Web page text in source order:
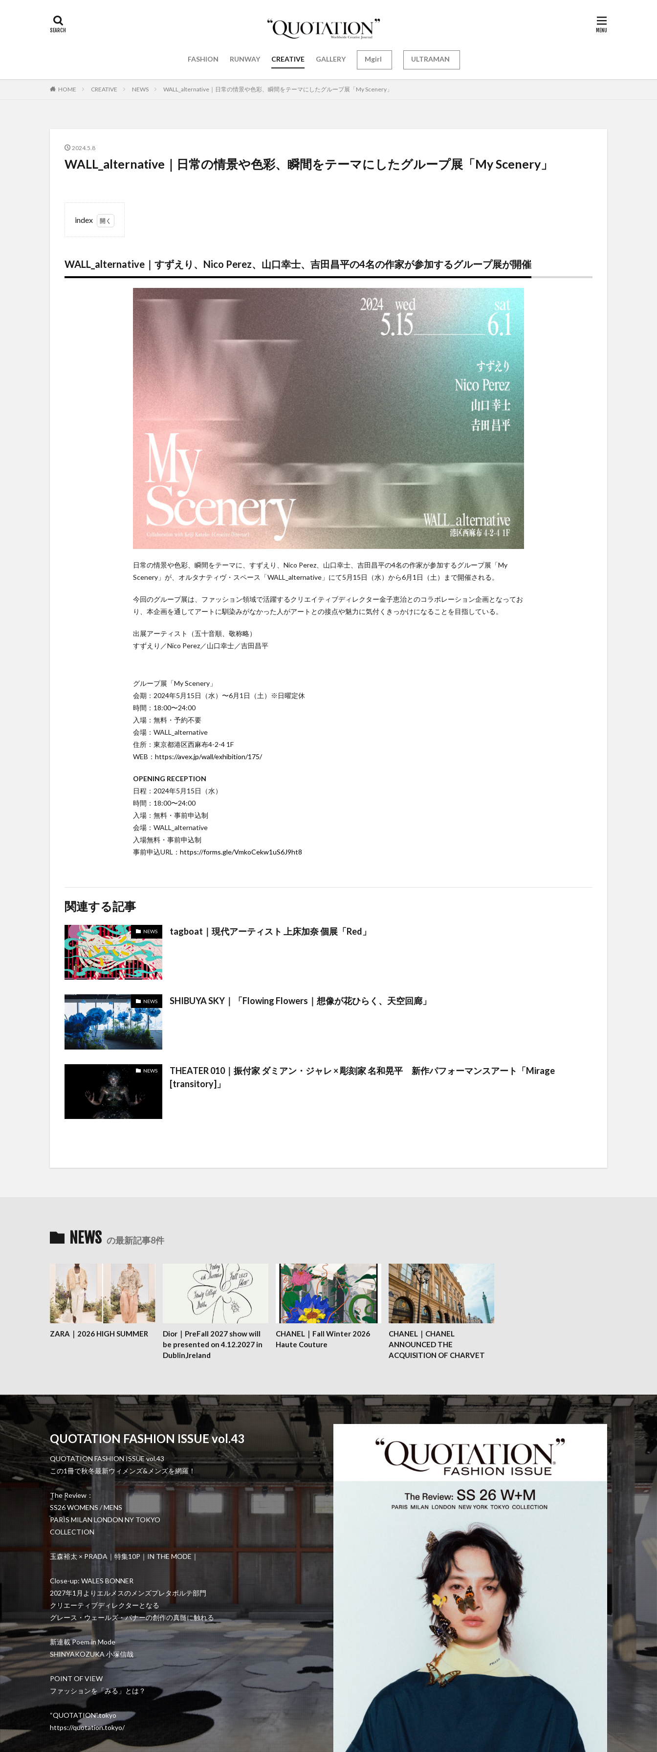
FASHION RUNWAY CREATIVE GALLERY Mgirl ULTRAMAN
HOME CREATIVE NEWS WALL_alternative｜日常の情景や色彩、瞬間をテーマにしたグループ展「My Scenery」
2024.5.8
WALL_alternative｜日常の情景や色彩、瞬間をテーマにしたグループ展「My Scenery」
index
1
｜すずえり、
Nico Perez、山口
幸士、吉田昌平
WALL_alternative｜すずえり、Nico Perez、山口幸士、吉田昌平の4名の作家が参加するグループ展が開催
日常の情景や色彩、瞬間をテーマに、すずえり、Nico Perez、山口幸士、吉田昌平の4名の作家が参加するグループ展「My
Scenery」が、オルタナティヴ・スペース「WALL_alternative」にて5月15日（水）から6月1日（土）まで開催される。
今回のグループ展は、ファッション領域で活躍するクリエイティブディレクター金子恵治とのコラボレーション企画となってお
り、本企画を通してアートに馴染みがなかった人がアートとの接点や魅力に気付くきっかけになることを目指している。
出展アーティスト（五十音順、敬称略）
すずえり／Nico Perez／山口幸士／吉田昌平
グループ展「My Scenery」
会期：2024年5月15日（水）〜6月1日（土）※日曜定休
時間：18:00〜24:00
入場：無料・予約不要
会場：WALL_alternative
住所：東京都港区西麻布4-2-4 1F
WEB： https://avex.jp/wall/exhibition/175/
OPENING RECEPTION
日程：2024年5月15日（水）
時間：18:00〜24:00
入場：無料・事前申込制
会場：WALL_alternative
入場無料・事前申込制
事前申込URL： https://forms.gle/VmkoCekw1uS6J9ht8
関連する記事
NEWS tagboat｜現代アーティスト 上床加奈 個展「Red」
NEWS SHIBUYA SKY｜「Flowing Flowers｜想像が花ひらく、天空回廊」
NEWS
THEATER 010｜振付家 ダミアン・ジャレ × 彫刻家 名和晃平 新作パフォーマンスアート「Mirage
[transitory]」
NEWS の最新記事8件
ZARA｜2026 HIGH SUMMER
Dior｜PreFall 2027 show will
be presented on 4.12.2027 in
Dublin,Ireland
CHANEL｜Fall Winter 2026
Haute Couture
CHANEL｜CHANEL
ANNOUNCED THE
ACQUISITION OF CHARVET
QUOTATION FASHION ISSUE vol.43
QUOTATION FASHION ISSUE vol.43
この1冊で秋冬最新ウィメンズ&メンズを網羅！
The Review：
SS26 WOMENS / MENS
PARIS MILAN LONDON NY TOKYO
COLLECTION
玉森裕太 × PRADA｜特集10P｜IN THE MODE｜
Close-up: WALES BONNER
2027年1月よりエルメスのメンズプレタポルテ部門
クリエーティブディレクターとなる
グレース・ウェールズ・バナーの創作の真髄に触れる
新連載 Poem in Mode
SHINYAKOZUKA 小塚信哉
POINT OF VIEW
ファッションを「みる」とは？
“QUOTATION”.tokyo
https://quotation.tokyo/